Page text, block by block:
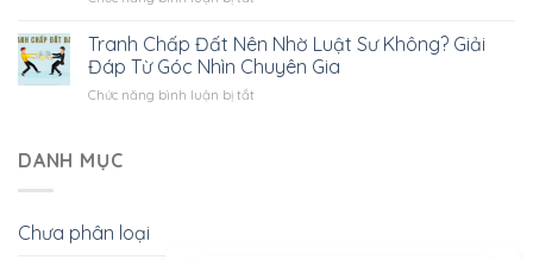
biết
ngoài?
Hướng
ngoài
tại
Việt
tục
ly
hôn
có
Tranh Chấp Đất Nên Nhờ Luật Sư Không? Giải
Đáp Từ Góc Nhìn Chuyên Gia
Chức năng bình luận bị tắtở
DANH MỤC
Chưa phân loại